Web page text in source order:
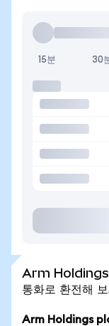
15분 30
Arm Holdings
통화로 환전해
Arm Holdings